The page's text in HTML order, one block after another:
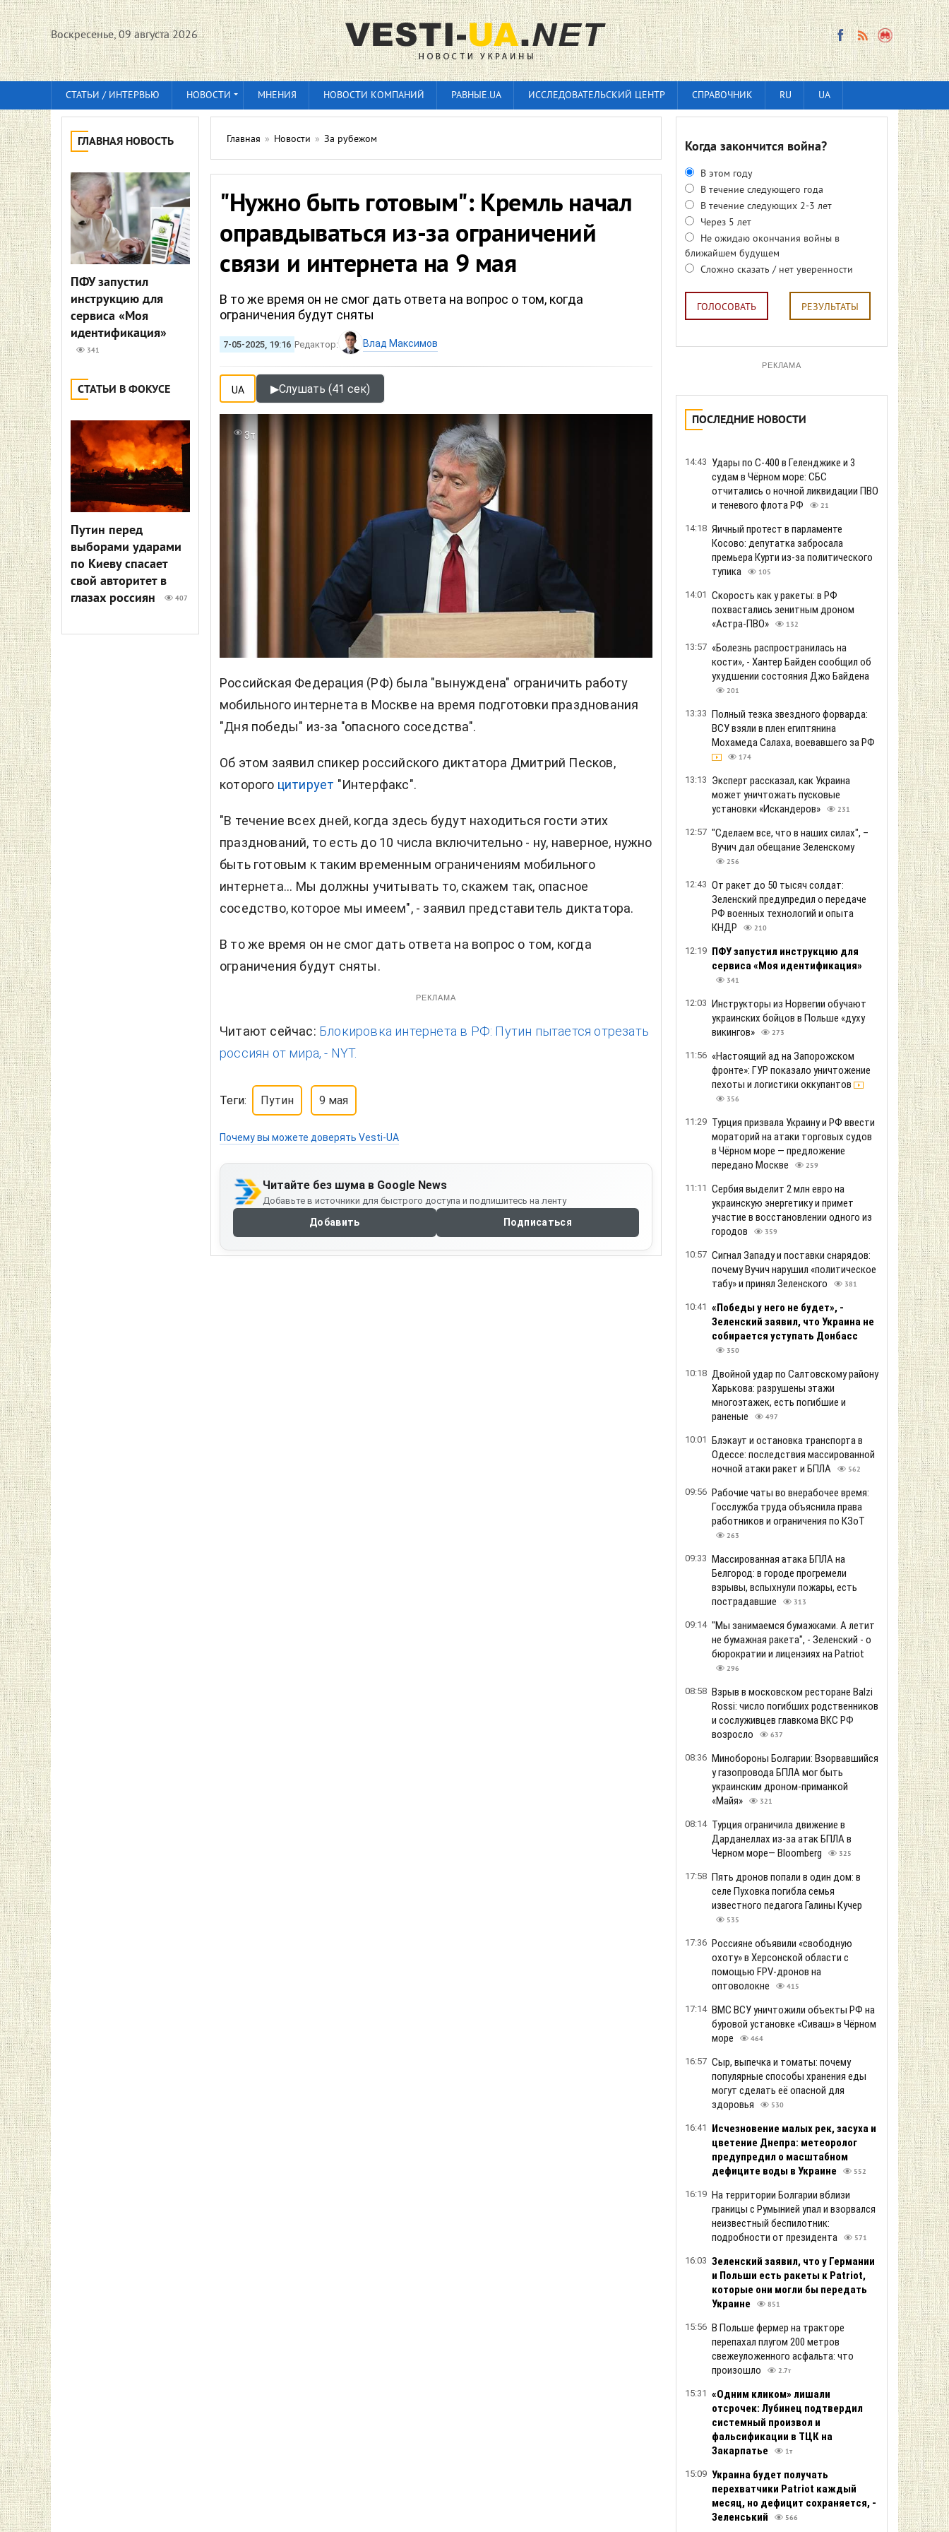
Воскресенье, 09 августа 2026
СТАТЬИ / ИНТЕРВЬЮ НОВОСТИ МНЕНИЯ НОВОСТИ КОМПАНИЙ РАВНЫЕ.UA ИССЛЕДОВАТЕЛЬСКИЙ ЦЕНТР СПРАВОЧНИК RU UA
ГЛАВНАЯ НОВОСТЬ
ПФУ запустил
инструкцию для
сервиса «Моя
идентификация»
341
СТАТЬИ В ФОКУСЕ
Путин перед
выборами ударами
по Киеву спасает
свой авторитет в
глазах россиян
407
Главная » Новости » За рубежом
"Нужно быть готовым": Кремль начал
оправдываться из-за ограничений
связи и интернета на 9 мая
В то же время он не смог дать ответа на вопрос о том, когда
ограничения будут сняты
7-05-2025, 19:16 Редактор: Влад Максимов
UA ▶Слушать (41 сек)
3т
Российская Федерация (РФ) была "вынуждена" ограничить работу
мобильного интернета в Москве на время подготовки празднования
"Дня победы" из-за "опасного соседства".
Об этом заявил спикер российского диктатора Дмитрий Песков,
которого цитирует "Интерфакс".
"В течение всех дней, когда здесь будут находиться гости этих
празднований, то есть до 10 числа включительно - ну, наверное, нужно
быть готовым к таким временным ограничениям мобильного
интернета... Мы должны учитывать то, скажем так, опасное
соседство, которое мы имеем", - заявил представитель диктатора.
В то же время он не смог дать ответа на вопрос о том, когда
ограничения будут сняты.
РЕКЛАМА
Читают сейчас: Блокировка интернета в РФ: Путин пытается отрезать
россиян от мира, - NYT.
Теги: Путин 9 мая
Почему вы можете доверять Vesti-UA
Читайте без шума в Google News
Добавьте в источники для быстрого доступа и подпишитесь на ленту
Добавить Подписаться
Когда закончится война?
В этом году
В течение следующего года
В течение следующих 2-3 лет
Через 5 лет
Не ожидаю окончания войны в
ближайшем будущем
Сложно сказать / нет уверенности
ГОЛОСОВАТЬ РЕЗУЛЬТАТЫ
РЕКЛАМА
ПОСЛЕДНИЕ НОВОСТИ
14:43 Удары по С-400 в Геленджике и 3
судам в Чёрном море: СБС
отчитались о ночной ликвидации ПВО
и теневого флота РФ
21
14:18 Яичный протест в парламенте
Косово: депутатка забросала
премьера Курти из-за политического
тупика
105
14:01 Скорость как у ракеты: в РФ
похвастались зенитным дроном
«Астра-ПВО»
132
13:57 «Болезнь распространилась на
кости», - Хантер Байден сообщил об
ухудшении состояния Джо Байдена
201
13:33 Полный тезка звездного форварда:
ВСУ взяли в плен египтянина
Мохамеда Салаха, воевавшего за РФ
174
13:13 Эксперт рассказал, как Украина
может уничтожать пусковые
установки «Искандеров»
231
12:57 "Сделаем все, что в наших силах", –
Вучич дал обещание Зеленскому
256
12:43 От ракет до 50 тысяч солдат:
Зеленский предупредил о передаче
РФ военных технологий и опыта
КНДР
210
12:19 ПФУ запустил инструкцию для
сервиса «Моя идентификация»
341
12:03 Инструкторы из Норвегии обучают
украинских бойцов в Польше «духу
викингов»
273
11:56 «Настоящий ад на Запорожском
фронте»: ГУР показало уничтожение
пехоты и логистики оккупантов
356
11:29 Турция призвала Украину и РФ ввести
мораторий на атаки торговых судов
в Чёрном море — предложение
передано Москве
259
11:11 Сербия выделит 2 млн евро на
украинскую энергетику и примет
участие в восстановлении одного из
городов
359
10:57 Сигнал Западу и поставки снарядов:
почему Вучич нарушил «политическое
табу» и принял Зеленского
381
10:41 «Победы у него не будет», -
Зеленский заявил, что Украина не
собирается уступать Донбасс
350
10:18 Двойной удар по Салтовскому району
Харькова: разрушены этажи
многоэтажек, есть погибшие и
раненые
497
10:01 Блэкаут и остановка транспорта в
Одессе: последствия массированной
ночной атаки ракет и БПЛА
562
09:56 Рабочие чаты во внерабочее время:
Госслужба труда объяснила права
работников и ограничения по КЗоТ
263
09:33 Массированная атака БПЛА на
Белгород: в городе прогремели
взрывы, вспыхнули пожары, есть
пострадавшие
313
09:14 "Мы занимаемся бумажками. А летит
не бумажная ракета", - Зеленский - о
бюрократии и лицензиях на Patriot
296
08:58 Взрыв в московском ресторане Balzi
Rossi: число погибших родственников
и сослуживцев главкома ВКС РФ
возросло
637
08:36 Минобороны Болгарии: Взорвавшийся
у газопровода БПЛА мог быть
украинским дроном-приманкой
«Майя»
321
08:14 Турция ограничила движение в
Дарданеллах из-за атак БПЛА в
Черном море— Bloomberg
325
17:58 Пять дронов попали в один дом: в
селе Пуховка погибла семья
известного педагога Галины Кучер
535
17:36 Россияне объявили «свободную
охоту» в Херсонской области с
помощью FPV-дронов на
оптоволокне
415
17:14 ВМС ВСУ уничтожили объекты РФ на
буровой установке «Сиваш» в Чёрном
море
464
16:57 Сыр, выпечка и томаты: почему
популярные способы хранения еды
могут сделать её опасной для
здоровья
530
16:41
Исчезновение малых рек, засуха и
цветение Днепра: метеоролог
предупредил о масштабном
дефиците воды в Украине
552
16:19 На территории Болгарии вблизи
границы с Румынией упал и взорвался
неизвестный беспилотник:
подробности от президента
571
16:03 Зеленский заяв ил, что у Германии
и Польши есть ракеты к Patriot,
которые они могли бы передать
Украине
851
15:56 В Польше фермер на тракторе
перепахал плугом 200 метров
свежеуложенного асфальта: что
произошло
2.7т
15:31 «Одним кликом» лишали
отсрочек: Лубинец подтвердил
системный произвол и
фальсификации в ТЦК на
Закарпатье
1т
15:09 Украина будет получать
перехватчики Patriot каждый
месяц, но дефицит сохраняется, -
Зеленський
566